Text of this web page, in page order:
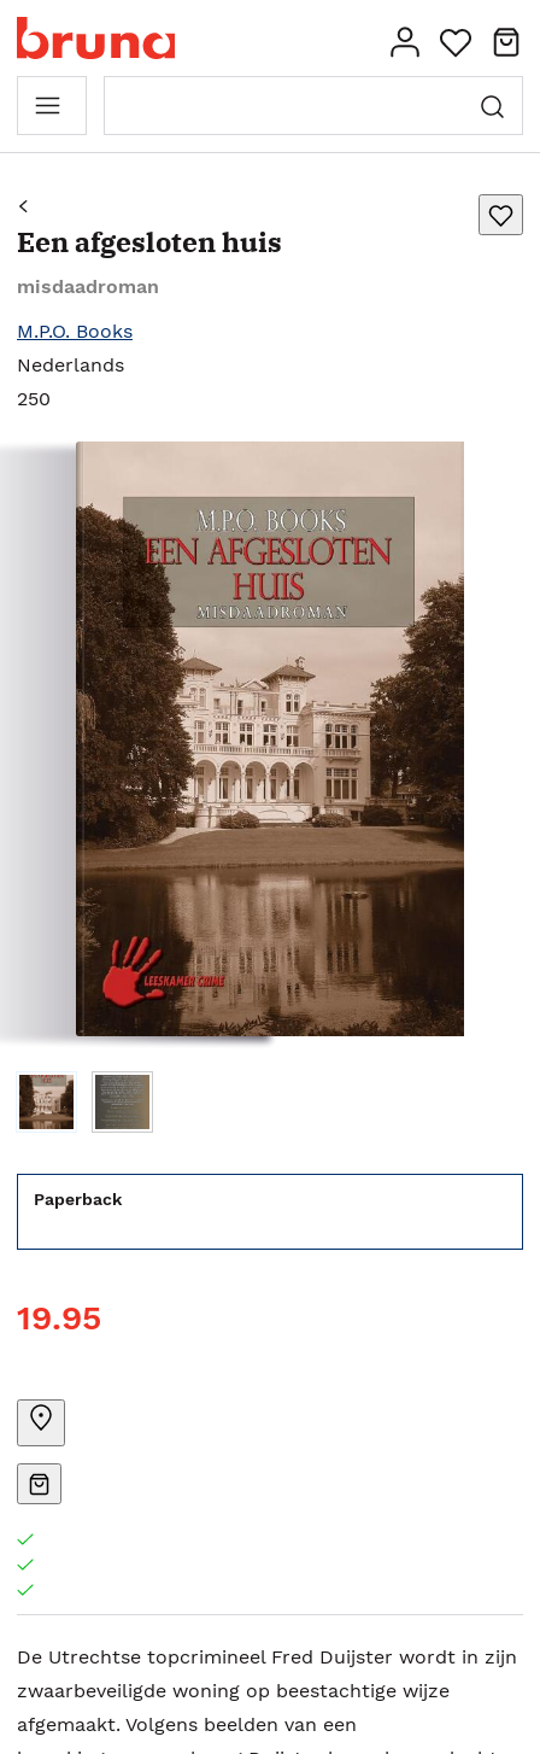
Een afgesloten huis
misdaadroman
M.P.O. Books
Nederlands
250
Paperback
19.95
De Utrechtse topcrimineel Fred Duijster wordt in zijn
zwaarbeveiligde woning op beestachtige wijze
afgemaakt. Volgens beelden van een